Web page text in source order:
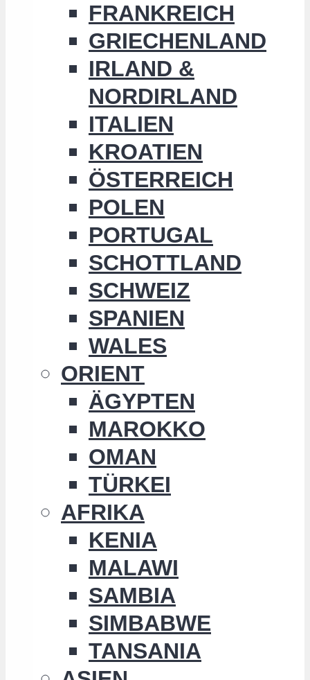
FRANKREICH
GRIECHENLAND
IRLAND &
NORDIRLAND
ITALIEN
KROATIEN
ÖSTERREICH
POLEN
PORTUGAL
SCHOTTLAND
SCHWEIZ
SPANIEN
WALES
ORIENT
ÄGYPTEN
MAROKKO
OMAN
TÜRKEI
AFRIKA
KENIA
MALAWI
SAMBIA
SIMBABWE
TANSANIA